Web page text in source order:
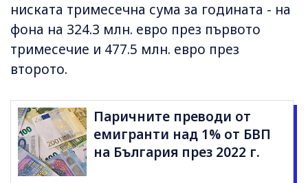
ниската тримесечна сума за годината - на
фона на 324.3 млн. евро през първото
тримесечие и 477.5 млн. евро през
второто.
Паричните преводи от
емигранти над 1% от БВП
на България през 2022 г.